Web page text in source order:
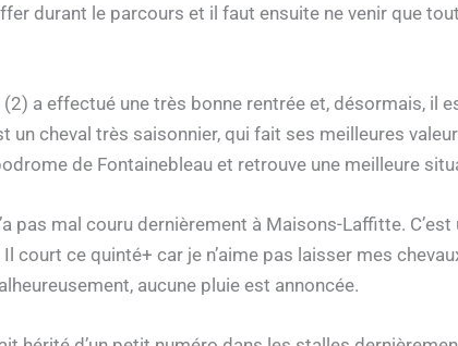
durant le parcours et il faut ensuite ne venir que
(2) a effectué une très bonne rentrée et, désormais, il
un cheval très saisonnier, qui fait ses meilleures
de Fontainebleau et retrouve une meilleure
pas mal couru dernièrement à Maisons-Laffitte.
court ce quinté+ car je n’aime pas laisser mes
aucune pluie est annoncée.